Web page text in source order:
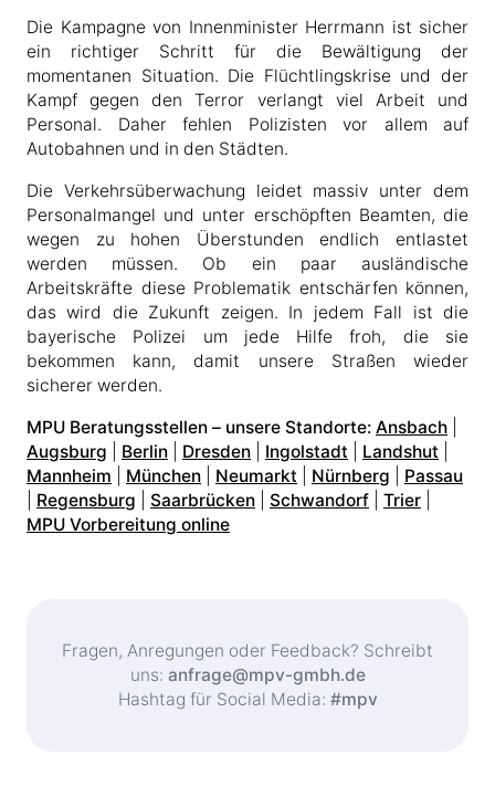
Die Kampagne von Innenminister Herrmann ist sicher
ein richtiger Schritt für die Bewältigung der
momentanen Situation. Die Flüchtlingskrise und der
Kampf gegen den Terror verlangt viel Arbeit und
Personal. Daher fehlen Polizisten vor allem auf
Autobahnen und in den Städten.
Die Verkehrsüberwachung leidet massiv unter dem
Personalmangel und unter erschöpften Beamten, die
wegen zu hohen Überstunden endlich entlastet
werden müssen. Ob ein paar ausländische
Arbeitskräfte diese Problematik entschärfen können,
das wird die Zukunft zeigen. In jedem Fall ist die
bayerische Polizei um jede Hilfe froh, die sie
bekommen kann, damit unsere Straßen wieder
sicherer werden.
MPU Beratungsstellen – unsere Standorte: Ansbach
Augsburg
Berlin Dresden Ingolstadt Landshut
Mannheim
München Neumarkt Nürnberg
Passau
Regensburg Saarbrücken Schwandorf Trier
MPU Vorbereitung online
Fragen, Anregungen oder Feedback? Schreibt
uns: anfrage@mpv-gmbh.de
Hashtag für Social Media: #mpv